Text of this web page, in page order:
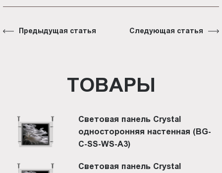
Предыдущая статья Следующая статья
ТОВАРЫ
Световая панель Crystal
односторонняя настенная (BG-
C-SS-WS-A3)
Световая панель Crystal